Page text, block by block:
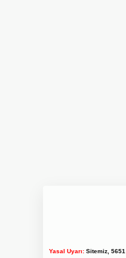
Yasal Uyarı:Sitemiz, 5651